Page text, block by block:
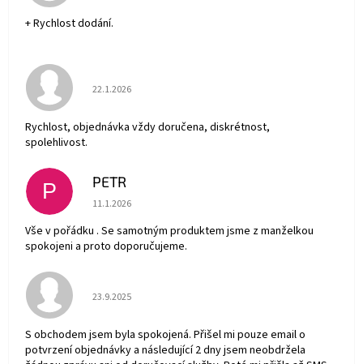
+ Rychlost dodání.
Hodnocení obchodu je 5 z 5 hvězdiček.
22.1.2026
Rychlost, objednávka vždy doručena, diskrétnost,
spolehlivost.
P PETR
Hodnocení obchodu je 5 z 5 hvězdiček.
11.1.2026
Vše v pořádku . Se samotným produktem jsme z manželkou
spokojeni a proto doporučujeme.
Hodnocení obchodu je 5 z 5 hvězdiček.
23.9.2025
S obchodem jsem byla spokojená. Přišel mi pouze email o
potvrzení objednávky a následující 2 dny jsem neobdržela